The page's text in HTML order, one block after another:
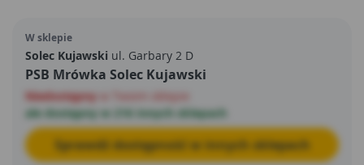
W sklepie
Solec Kujawski ul. Garbary 2 D
PSB Mrówka Solec Kujawski
Niedostępny
ale dostępny w 216 innych sklepach
Sprawdź dostępność w innych sklepach